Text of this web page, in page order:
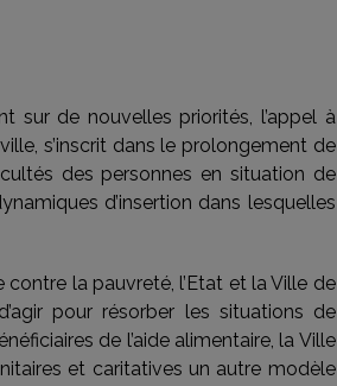
sur de nouvelles priorités, l’appel à
s’inscrit dans le prolongement de
des personnes en situation de
d’insertion dans lesquelles
la pauvreté, l’Etat et la Ville de
pour résorber les situations de
de l’aide alimentaire, la Ville
et caritatives un autre modèle